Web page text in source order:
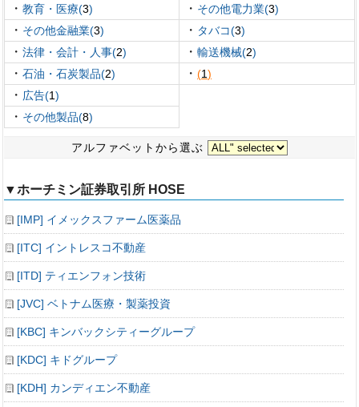
・ 教育・医療(3) ・ その他電力業(3)
・ その他金融業(3) ・ タバコ(3)
・ 法律・会計・人事(2) ・ 輸送機械(2)
・ 石油・石炭製品(2) ・ (1)
・ 広告(1)
・ その他製品(8)
アルファベットから選ぶ
▼ホーチミン証券取引所 HOSE
[IMP] イメックスファーム医薬品
[ITC] イントレスコ不動産
[ITD] ティエンフォン技術
[JVC] ベトナム医療・製薬投資
[KBC] キンバックシティーグループ
[KDC] キドグループ
[KDH] カンディエン不動産